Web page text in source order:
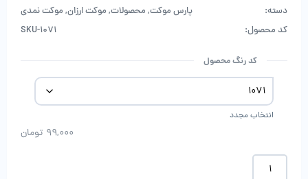
دسته: پارس موکت, محصولات, موکت ارزان, موکت نمدی
کد محصول:
SKU-1071
کد رنگ محصول
انتخاب مجدد
99,000 تومان
موکت